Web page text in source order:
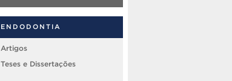
ENDODONTIA
Artigos
Teses e Dissertações